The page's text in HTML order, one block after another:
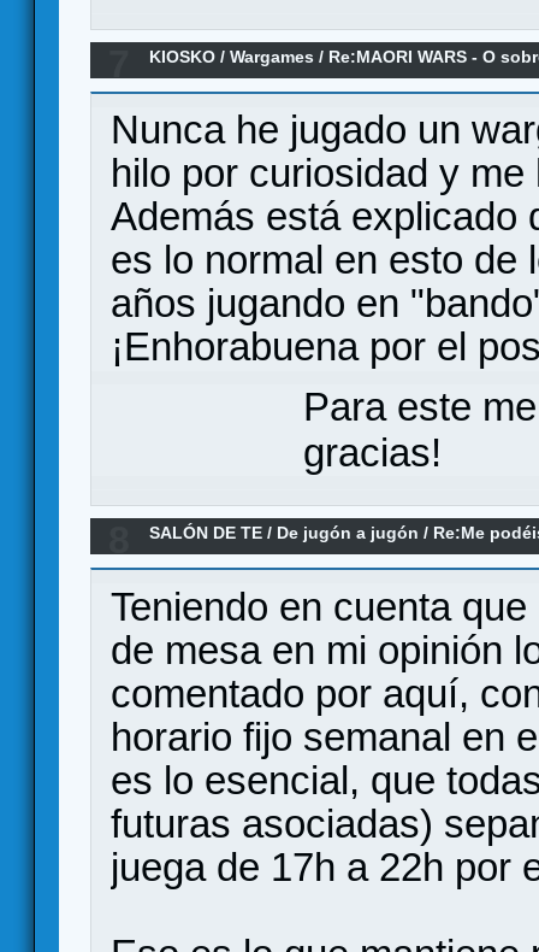
KIOSKO /Wargames / Re:MAORI WARS - O
Nunca he jugado un
hilo por curiosidad y
Además está explicado
es lo normal en esto de
años jugando en
¡Enhorabuena por el
Para este
gracias!
SALÓN DE TE / De jugón a jugón / Re:Me
Teniendo en cuenta
de mesa en mi opinión
comentado por aquí,
horario fijo semanal en
es lo esencial, que
futuras asociadas)
juega de 17h a 22h por